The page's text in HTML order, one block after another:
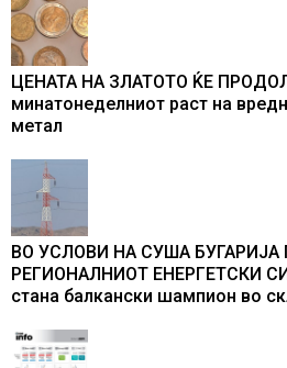
ЦЕНАТА НА ЗЛАТОТО ЌЕ
минатонеделниот раст на
метал
ВО УСЛОВИ НА СУША БУГАРИЈА
РЕГИОНАЛНИОТ ЕНЕРГЕТСКИ
стана балкански шампион во